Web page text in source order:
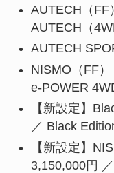
AUTECH（FF
AUTECH（
AUTECH
NISMO（FF
e-POWER
【新設定】
／ Black
【新設定】
3,150,000円